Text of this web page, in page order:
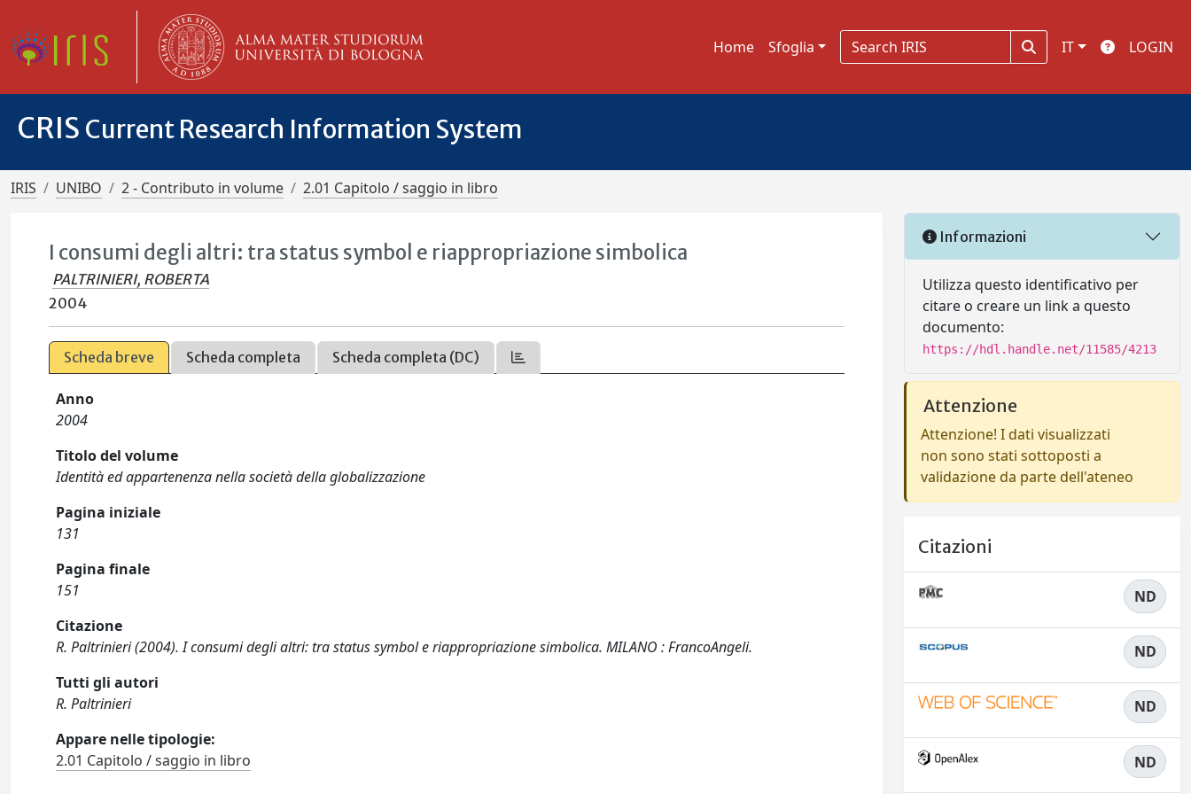
Home Sfoglia IT LOGIN
CRIS Current Research Information System
IRIS UNIBO 2 - Contributo in volume 2.01 Capitolo / saggio in libro
I consumi degli altri: tra status symbol e riappropriazione simbolica
PALTRINIERI, ROBERTA
2004
Scheda breve Scheda completa Scheda completa (DC)
Anno
2004
Titolo del volume
Identità ed appartenenza nella società della globalizzazione
Pagina iniziale
131
Pagina finale
151
Citazione
R. Paltrinieri (2004). I consumi degli altri: tra status symbol e riappropriazione simbolica. MILANO : FrancoAngeli.
Tutti gli autori
R. Paltrinieri
Appare nelle tipologie:
2.01 Capitolo / saggio in libro
Informazioni
Utilizza questo identificativo per
citare o creare un link a questo
documento:
https://hdl.handle.net/11585/4213
Attenzione
Attenzione! I dati visualizzati
non sono stati sottoposti a
validazione da parte dell'ateneo
Citazioni
ND
ND
ND
ND